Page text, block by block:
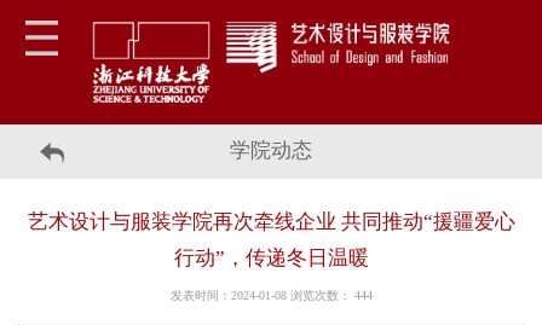
学院动态
艺术设计与服装学院再次牵线企业 共同推动“援疆爱心
行动”，传递冬日温暖
发表时间：2024-01-08 浏览次数： 444